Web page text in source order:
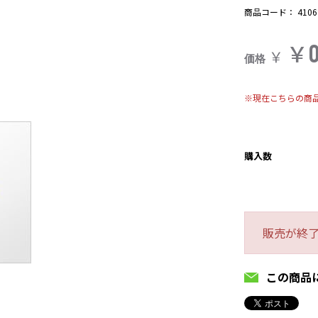
商品コード：
価格 ￥ ￥
※現在こちらの商
購入数
販売が終
この商品